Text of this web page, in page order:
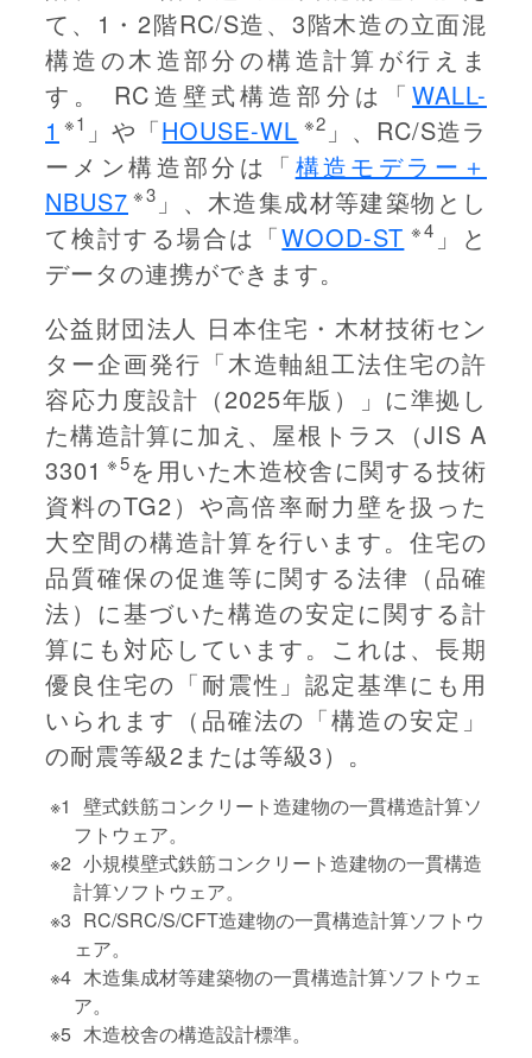
て、1・2階RC/S造、3階木造の立面混
構造の木造部分の構造計算が行えま
す。 RC造壁式構造部分は「 WALL-
1 ※1 」や「HOUSE-WL ※2 」、RC/S造ラ
ーメン構造部分は「 構造モデラー＋
NBUS7 ※3 」、木造集成材等建築物とし
て検討する場合は「WOOD-ST ※4 」と
データの連携ができます。
公益財団法人 日本住宅・木材技術セン
ター企画発行「木造軸組工法住宅の許
容応力度設計（2025年版）」に準拠し
た構造計算に加え、屋根トラス（JIS A
3301 ※5を用いた木造校舎に関する技術
資料のTG2）や高倍率耐力壁を扱った
大空間の構造計算を行います。住宅の
品質確保の促進等に関する法律（品確
法）に基づいた構造の安定に関する計
算にも対応しています。これは、長期
優良住宅の「耐震性」認定基準にも用
いられます（品確法の「構造の安定」
の耐震等級2または等級3）。
壁式鉄筋コンクリート造建物の一貫構造計算ソ
フトウェア。
小規模壁式鉄筋コンクリート造建物の一貫構造
計算ソフトウェア。
RC/SRC/S/CFT造建物の一貫構造計算ソフトウ
ェア。
木造集成材等建築物の一貫構造計算ソフトウェ
ア。
木造校舎の構造設計標準。